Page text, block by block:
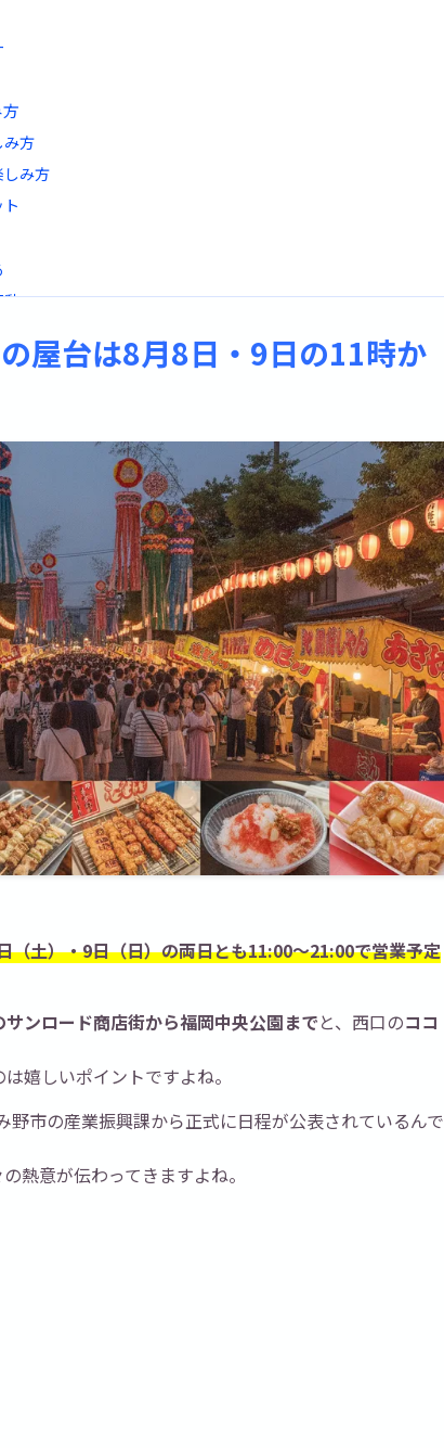
み方
しみ方
動
法
め
台を満喫しよう
屋台は8月8日・9日の11時か
（土）・9日（日）の両日とも11:00〜21:00で営業予定
ンロード商店街から福岡中央公園までと、西口のココ
嬉しいポイントですよね。
市の産業振興課から正式に日程が公表されているんで
熱意が伝わってきますよね。